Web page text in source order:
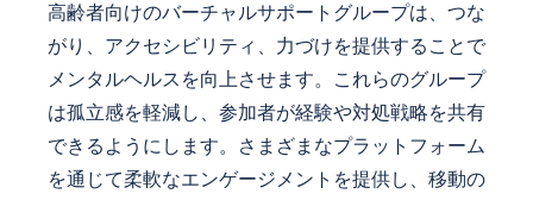
高齢者向けのバーチャルサポートグループは、つな
がり、アクセシビリティ、力づけを提供することで
メンタルヘルスを向上させます。これらのグループ
は孤立感を軽減し、参加者が経験や対処戦略を共有
できるようにします。さまざまなプラットフォーム
を通じて柔軟なエンゲージメントを提供し、移動の